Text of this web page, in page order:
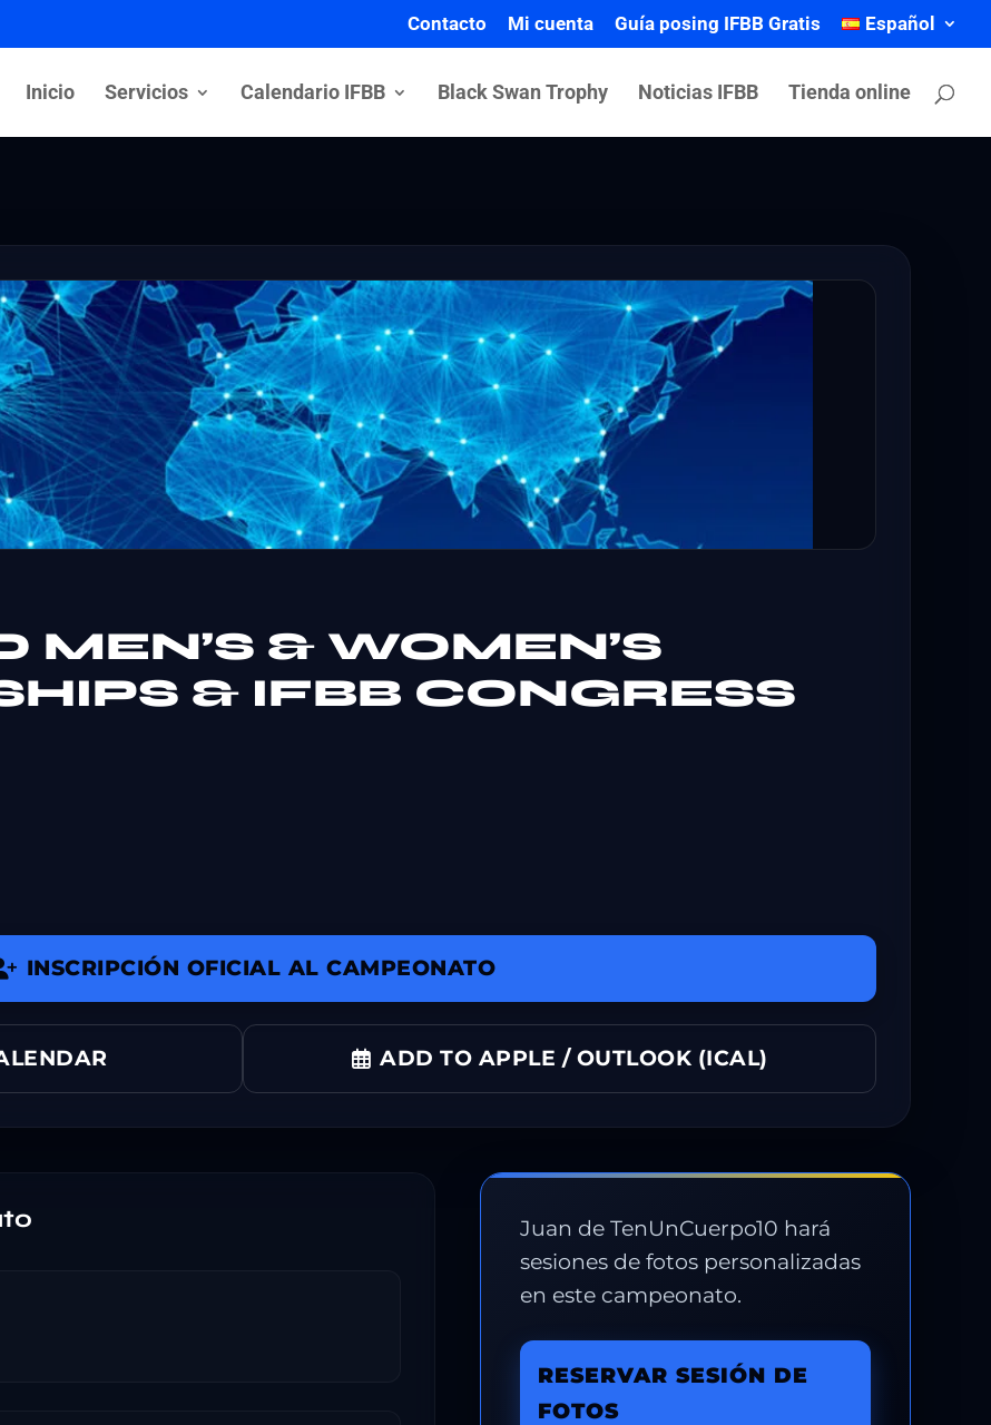
Contacto Mi cuenta Guía posing IFBB Gratis Español
Inicio Servicios Calendario IFBB Black Swan Trophy Noticias IFBB Tienda online
MEN’S & WOMEN’S
& IFBB CONGRESS
INSCRIPCIÓN OFICIAL AL CAMPEONATO
ADD TO APPLE / OUTLOOK (ICAL)
Juan de TenUnCuerpo10 hará
sesiones de fotos personalizadas
en este campeonato.
RESERVAR SESIÓN DE
FOTOS